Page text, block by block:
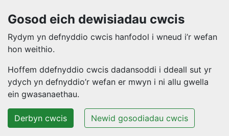
Gosod eich dewisiadau cwcis
Rydym yn defnyddio cwcis hanfodol i wneud i’r wefan
hon weithio.
Hoffem ddefnyddio cwcis dadansoddi i ddeall sut yr
ydych yn defnyddio’r wefan er mwyn i ni allu gwella
ein gwasanaethau.
Derbyn cwcis Newid gosodiadau cwcis